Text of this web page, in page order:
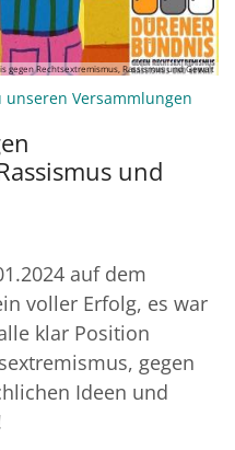
gegen Rechtsextremismus, Rassismus und Gewalt
Versammlungen
und
auf dem
voller Erfolg, es war
klar Position
gegen
Ideen und